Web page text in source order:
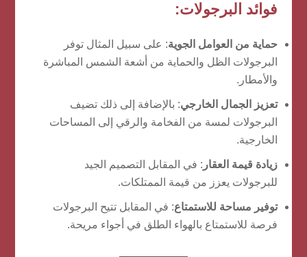
فوائد البرجولات:
حماية من العوامل الجوية: على سبيل المثال توفر
البرجولات الظل والحماية من أشعة الشمس المباشرة
والأمطار.
تعزيز الجمال الخارجي: بالإضافة إلى ذلك تضيف
البرجولات لمسة من الفخامة والرقي إلى المساحات
الخارجية.
زيادة قيمة العقار : في المقابل التصميم الجيد
للبرجولات يعزز من قيمة الممتلكات.
توفير مساحة للاستمتاع: في المقابل تتيح البرجولات
فرصة للاستمتاع بالهواء الطلق في أجواء مريحة.